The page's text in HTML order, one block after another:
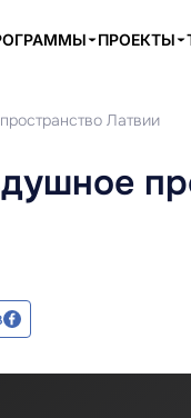
ПРОЕКТЫ
Латвии